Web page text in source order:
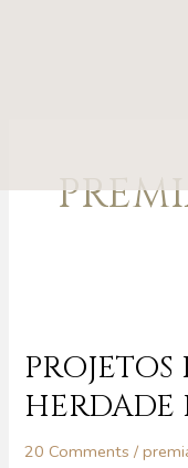
HERDADE
20 Comments /
Herdade
do
Monteverde